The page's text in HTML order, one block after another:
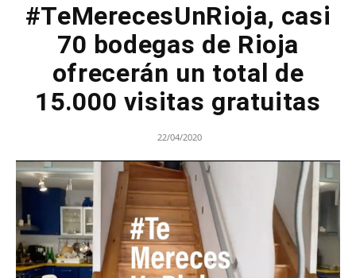
#TeMerecesUnRioja, casi
70 bodegas de Rioja
ofrecerán un total de
15.000 visitas gratuitas
22/04/2020